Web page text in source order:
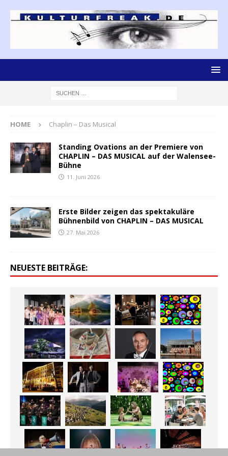
HOME Chaplin – Das Musical
Standing Ovations an der Premiere von
CHAPLIN – DAS MUSICAL auf der Walensee-
Bühne
11. Juni 2026
Erste Bilder zeigen das spektakuläre
Bühnenbild von CHAPLIN – DAS MUSICAL
27. Mai 2026
NEUESTE BEITRÄGE: